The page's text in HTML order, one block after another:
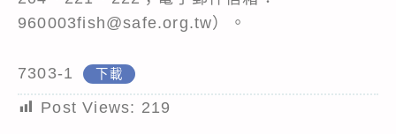
960003fish@safe.org.tw）。
7303-1 下載
Post Views: 219